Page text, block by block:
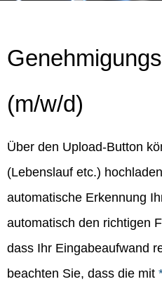
(m/w/d)
Über den Upload-Button
(Lebenslauf etc.)
automatische Erkennung
automatisch den richtigen
dass Ihr Eingabeaufwand
beachten Sie, dass die mit